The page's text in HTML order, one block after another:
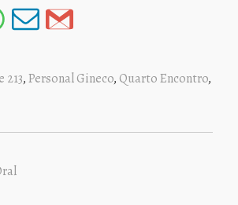
213,Personal Gineco, Quarto Encontro,